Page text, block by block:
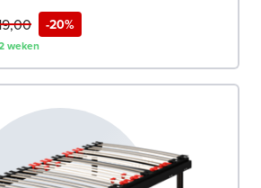
-20%
weken